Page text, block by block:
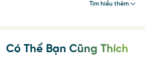
tăng cường chức năng thận đối
urê huyết.
Lượng protein chất lượng cao
Tìm hiểu thêm
Có Thể Bạn Cũng Thích